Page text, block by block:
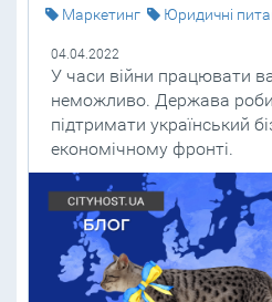
Маркетинг Юридичні
04.04.2022
У часи війни працювати
неможливо. Держава
підтримати український
економічному фронті.